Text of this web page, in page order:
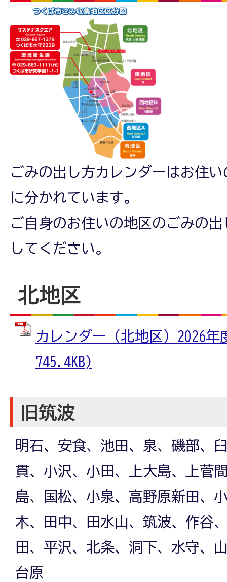
ごみの出し方カレンダーはお住
に分かれています。
ご自身のお住いの地区のごみの
してください。
北地区
カレンダー（北地区）2026
745.4KB)
旧筑波
明石、安食、池田、泉、磯部、
貫、小沢、小田、上大島、上菅
島、国松、小泉、高野原新田、
木、田中、田水山、筑波、作谷
田、平沢、北条、洞下、水守、
台原